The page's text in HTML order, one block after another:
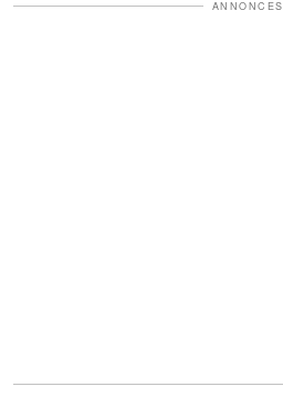
ANNONCES